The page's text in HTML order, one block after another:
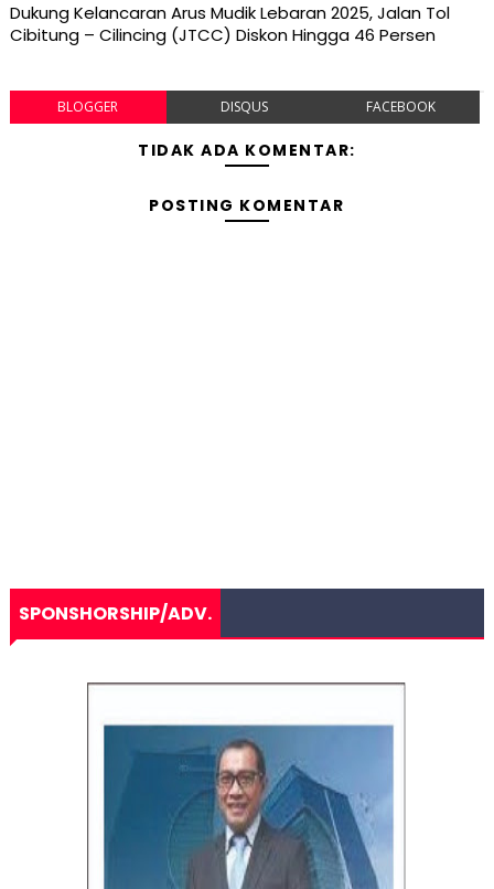
Dukung Kelancaran Arus Mudik Lebaran 2025, Jalan Tol
Cibitung – Cilincing (JTCC) Diskon Hingga 46 Persen
BLOGGER DISQUS FACEBOOK
TIDAK ADA KOMENTAR:
POSTING KOMENTAR
SPONSHORSHIP/ADV.